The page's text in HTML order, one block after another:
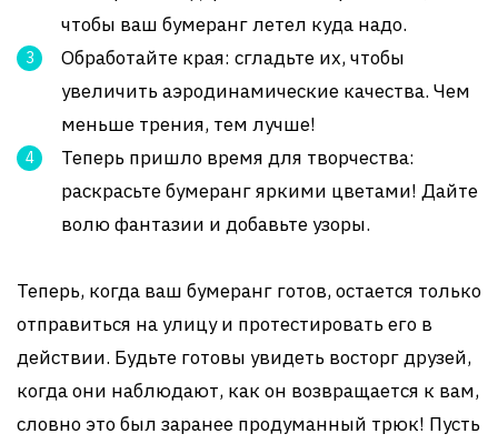
чтобы ваш бумеранг летел куда надо.
Обработайте края: сгладьте их, чтобы
увеличить аэродинамические качества. Чем
меньше трения, тем лучше!
Теперь пришло время для творчества:
раскрасьте бумеранг яркими цветами! Дайте
волю фантазии и добавьте узоры.
Теперь, когда ваш бумеранг готов, остается только
отправиться на улицу и протестировать его в
действии. Будьте готовы увидеть восторг друзей,
когда они наблюдают, как он возвращается к вам,
словно это был заранее продуманный трюк! Пусть